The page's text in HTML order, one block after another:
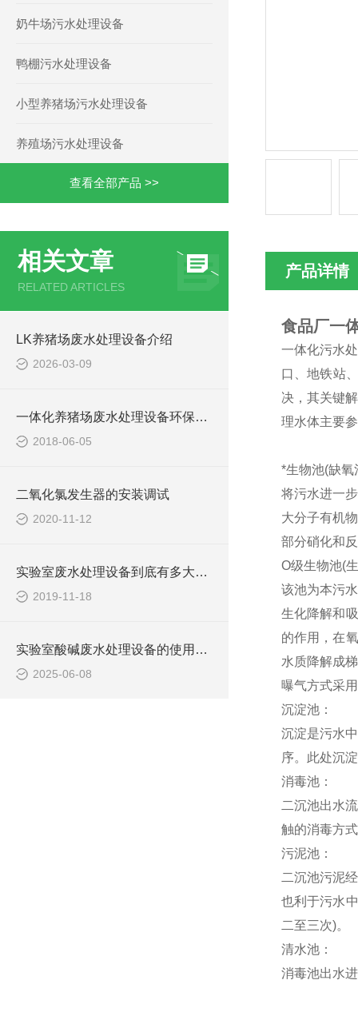
奶牛场污水处理设备
鸭棚污水处理设备
小型养猪场污水处理设备
养殖场污水处理设备
查看全部产品 >>
相关文章
RELATED ARTICLES
LK养猪场废水处理设备介绍
2026-03-09
一体化养猪场废水处理设备环保局新要求
2018-06-05
二氧化氯发生器的安装调试
2020-11-12
实验室废水处理设备到底有多大的本事？
2019-11-18
实验室酸碱废水处理设备的使用可提高生态环保
2025-06-08
产品详情
食品厂一
一体化污水
口、地铁站
决，其关键
理水体主要
*生物池(缺氧
将污水进一
大分子有机
部分硝化和
O级生物池(
该池为本污
生化降解和
的作用，在
水质降解成
曝气方式采
沉淀池：
沉淀是污水
序。此处沉
消毒池：
二沉池出水
触的消毒方
污泥池：
二沉池污泥
也利于污水
二至三次)。
清水池：
消毒池出水